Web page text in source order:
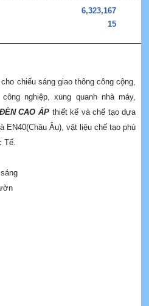
6,323,167
15
chiếu sáng giao thông công cộng,
nghiệp, xung quanh nhà máy,
CAO ÁP thiết kế và chế tạo dựa
EN40(Châu Âu), vật liệu chế tạo phù
Tế.